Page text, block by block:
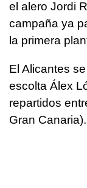
el alero Jordi
campaña ya
la primera
El Alicantes
escolta Álex
repartidos
Gran Canaria).